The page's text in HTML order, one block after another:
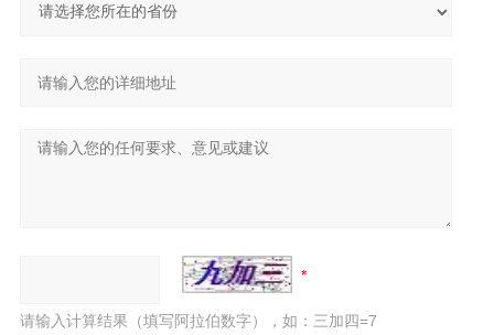
请输入计算结果（填写阿拉伯数字），如：三加四=7